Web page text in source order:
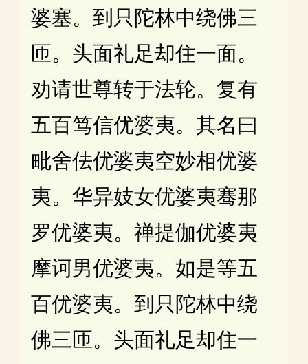
婆塞。到只陀林中绕佛三
匝。头面礼足却住一面。
劝请世尊转于法轮。复有
五百笃信优婆夷。其名曰
毗舍佉优婆夷空妙相优婆
夷。华异妓女优婆夷骞那
罗优婆夷。禅提伽优婆夷
摩诃男优婆夷。如是等五
百优婆夷。到只陀林中绕
佛三匝。头面礼足却住一